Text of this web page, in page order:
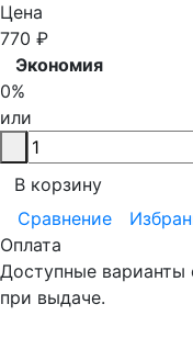
Цена
770 ₽
Экономия
0%
или
В корзину
Сравнение
Оплата
Доступные варианты
при выдаче.